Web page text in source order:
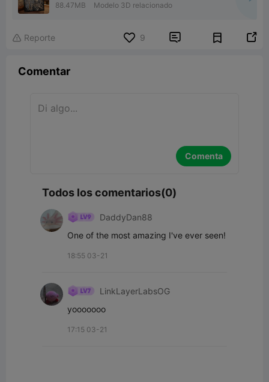
88.47MB Modelo 3D relacionado
 Reporte 9  
Comentar
Comenta
Todos los comentarios(0)
DaddyDan88
One of the most amazing I've ever seen!
18:55 03-21
LinkLayerLabsOG
yooooooo
17:15 03-21